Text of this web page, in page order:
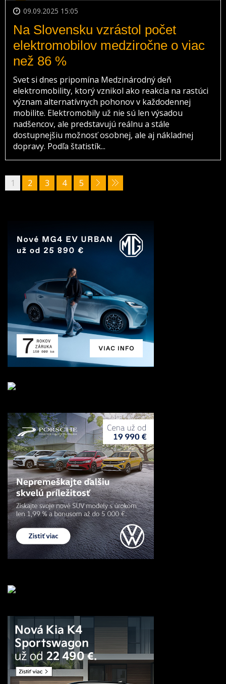
09.09.2025 15:05
Na Slovensku vzrástol počet
elektromobilov medziročne o viac
než 86 %
Svet si dnes pripomína Medzinárodný deň
elektromobility, ktorý vznikol ako reakcia na rastúci
význam alternatívnych pohonov v každodennej
mobilite. Elektromobily už nie sú len výsadou
nadšencov, ale predstavujú reálnu a stále
dostupnejšiu možnosť osobnej, ale aj nákladnej
dopravy. Podľa štatistík...
1 2 3 4 5